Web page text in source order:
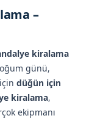
–
kiralama
günü,
düğün için
kiralama,
ekipmanı